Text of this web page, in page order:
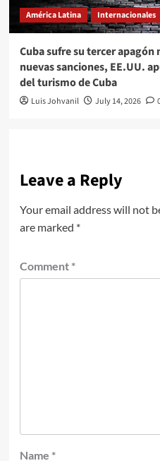
América Latina Internacionales
Cuba sufre su tercer apagón
nuevas sanciones, EE.UU.
del turismo de Cuba
Luis Johvanil July 14, 2026
Leave a Reply
Your email address will not
are marked *
Comment *
Name *